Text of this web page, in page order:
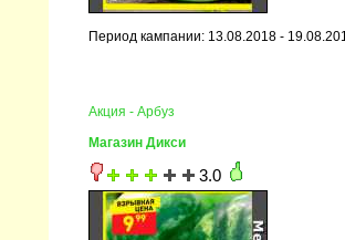
Период кампании: 13.08.2018 -
Акция - Арбуз
Магазин Дикси
3.0